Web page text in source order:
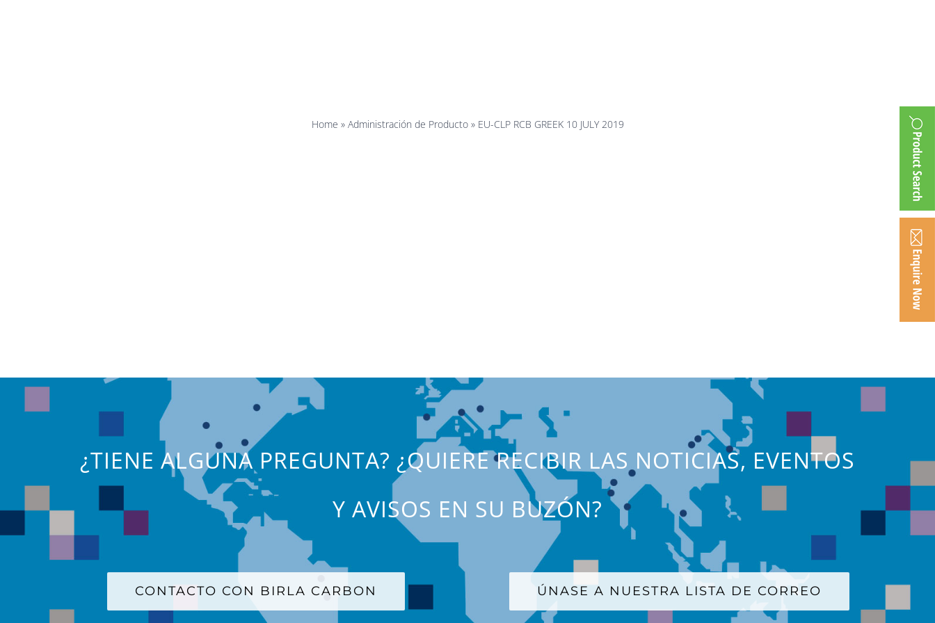
Home » Administración de Producto» EU-CLP RCB GREEK 10 JULY 2019
¿TIENE ALGUNA PREGUNTA? ¿QUIERE RECIBIR LAS NOTICIAS, EVENTOS
Y AVISOS EN SU BUZÓN?
CONTACTO CON BIRLA CARBON ÚNASE A NUESTRA LISTA DE CORREO